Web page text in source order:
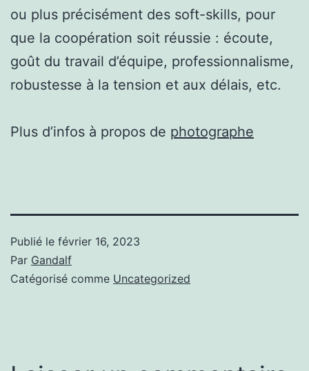
ou plus précisément des soft-skills, pour
que la coopération soit réussie : écoute,
goût du travail d’équipe, professionnalisme,
robustesse à la tension et aux délais, etc.
Plus d’infos à propos de photographe
Publié le février 16, 2023
Par Gandalf
Catégorisé comme Uncategorized